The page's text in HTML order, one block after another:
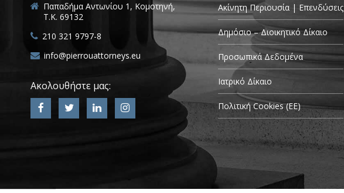
Παπαδήμα Αντωνίου 1, Κομοτηνή,
T.K. 69132
210 321 9797-8
info@pierrouattorneys.eu
Ακολουθήστε μας:
Ακίνητη Περιουσία | Επενδύσεις
Δημόσιο – Διοικητικό Δίκαιο
Προσωπικά Δεδομένα
Ιατρικό Δίκαιο
Πολιτική Cookies (ΕΕ)